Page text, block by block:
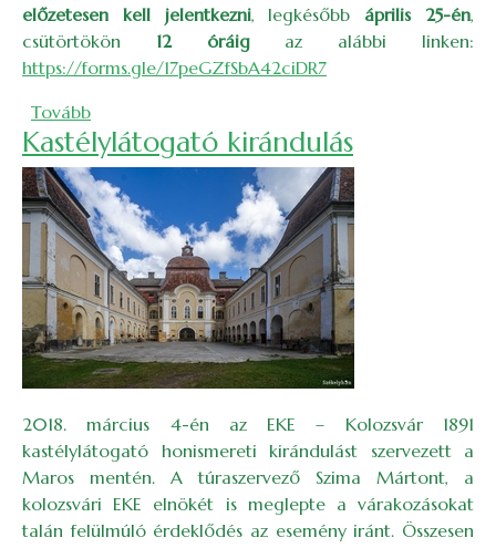
előzetesen kell jelentkezni, legkésőbb április 25-én,
csütörtökön 12 óráigaz alábbi linken:
https://forms.gle/17peGZfSbA42ciDR7
Tovább(Túra a Pocsováliste- és a Ronki-szorosokba –
Kastélylátogató kirándulás
2018. március 4-én az EKE – Kolozsvár 1891
kastélylátogató honismereti kirándulást szervezett a
Maros mentén. A túraszervező Szima Mártont, a
kolozsvári EKE elnökét is meglepte a várakozásokat
talán felülmúló érdeklődés az esemény iránt. Összesen